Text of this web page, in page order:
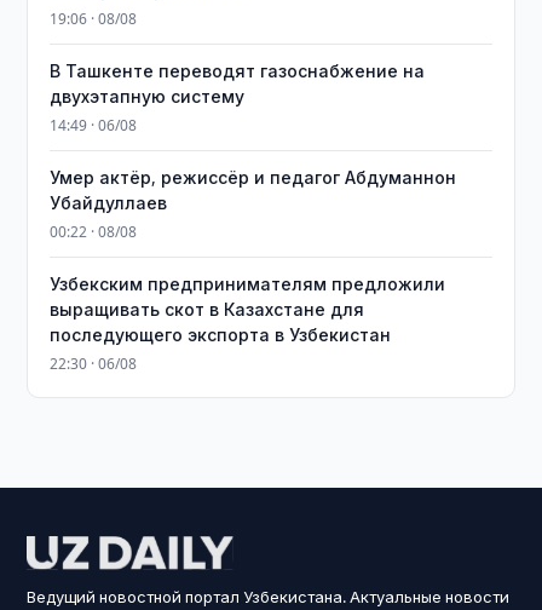
19:06 · 08/08
В Ташкенте переводят газоснабжение на
двухэтапную систему
14:49 · 06/08
Умер актёр, режиссёр и педагог Абдуманнон
Убайдуллаев
00:22 · 08/08
Узбекским предпринимателям предложили
выращивать скот в Казахстане для
последующего экспорта в Узбекистан
22:30 · 06/08
Ведущий новостной портал Узбекистана. Актуальные новости